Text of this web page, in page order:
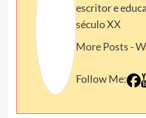
escritor e
século XX
More Posts -
Follow Me: